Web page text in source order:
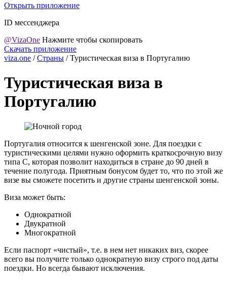
Открыть приложение
ID мессенджера
@VizaOne Нажмите чтобы скопировать
Скачать приложение
viza.one / Страны /Туристическая виза в Португалию
Туристическая виза в
Португалию
Португалия относится к шенгенской зоне. Для поездки с
туристическими целями нужно оформить краткосрочную визу
типа С, которая позволит находиться в стране до 90 дней в
течение полугода. Приятным бонусом будет то, что по этой же
визе вы сможете посетить и другие страны шенгенской зоны.
Виза может быть:
Однократной
Двукратной
Многократной
Если паспорт «чистый», т.е. в нем нет никаких виз, скорее
всего вы получите только однократную визу строго под даты
поездки. Но всегда бывают исключения.